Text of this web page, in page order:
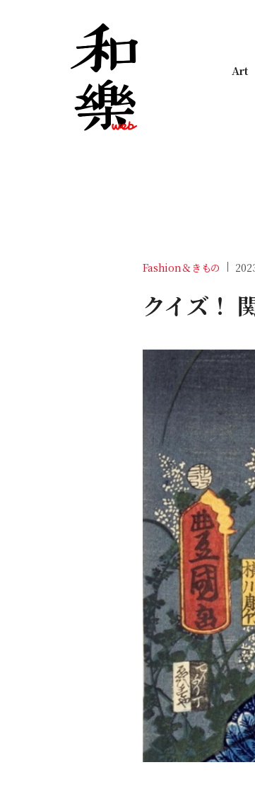
Art
Fashion＆きもの
クイズ！